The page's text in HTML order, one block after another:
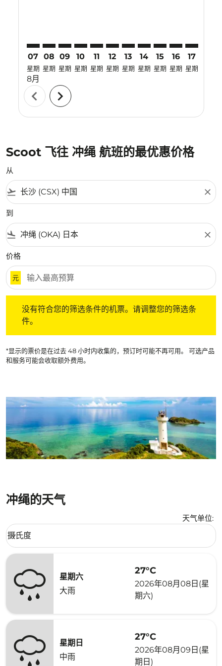
07
星期
8月
08
星期
09
星期
10
星期
11
星期
12
星期
13
星期
14
星期
15
星期
16
星期
17
星期
chevron_left chevron_right
Scoot 飞往 冲绳 航班的最优惠价格
从
flight_takeoff close
到
flight_land close
价格
元
没有符合您的筛选条件的机票。请调整您的筛选条
件。
*显示的票价是在过去 48 小时内收集的，预订时可能不再可用。 可选产品
和服务可能会收取额外费用。
冲绳的天气
天气单位:
Weather unit option 摄氏度 Selected
摄氏度
keyboard_arrow_down
星期六
大雨
27°C
2026年08月08日(星
期六)
星期日
中雨
27°C
2026年08月09日(星
期日)